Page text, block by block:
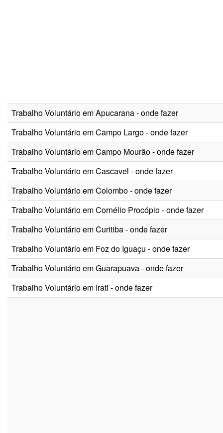
Trabalho Voluntário em Apucarana - onde fazer
Trabalho Voluntário em Campo Largo - onde fazer
Trabalho Voluntário em Campo Mourão - onde fazer
Trabalho Voluntário em Cascavel - onde fazer
Trabalho Voluntário em Colombo - onde fazer
Trabalho Voluntário em Cornélio Procópio - onde fazer
Trabalho Voluntário em Curitiba - onde fazer
Trabalho Voluntário em Foz do Iguaçu - onde fazer
Trabalho Voluntário em Guarapuava - onde fazer
Trabalho Voluntário em Irati - onde fazer